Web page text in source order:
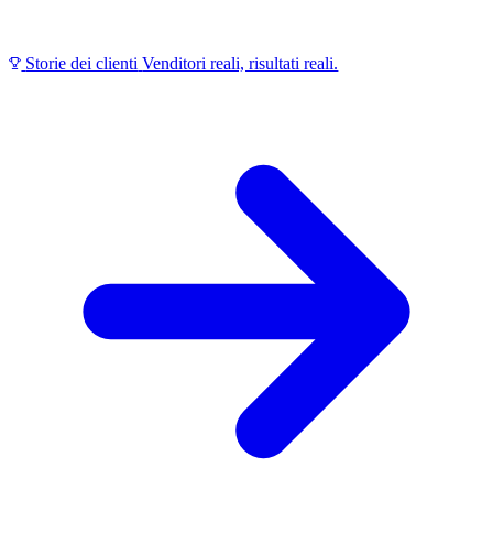
Storie dei clienti Venditori reali, risultati reali.